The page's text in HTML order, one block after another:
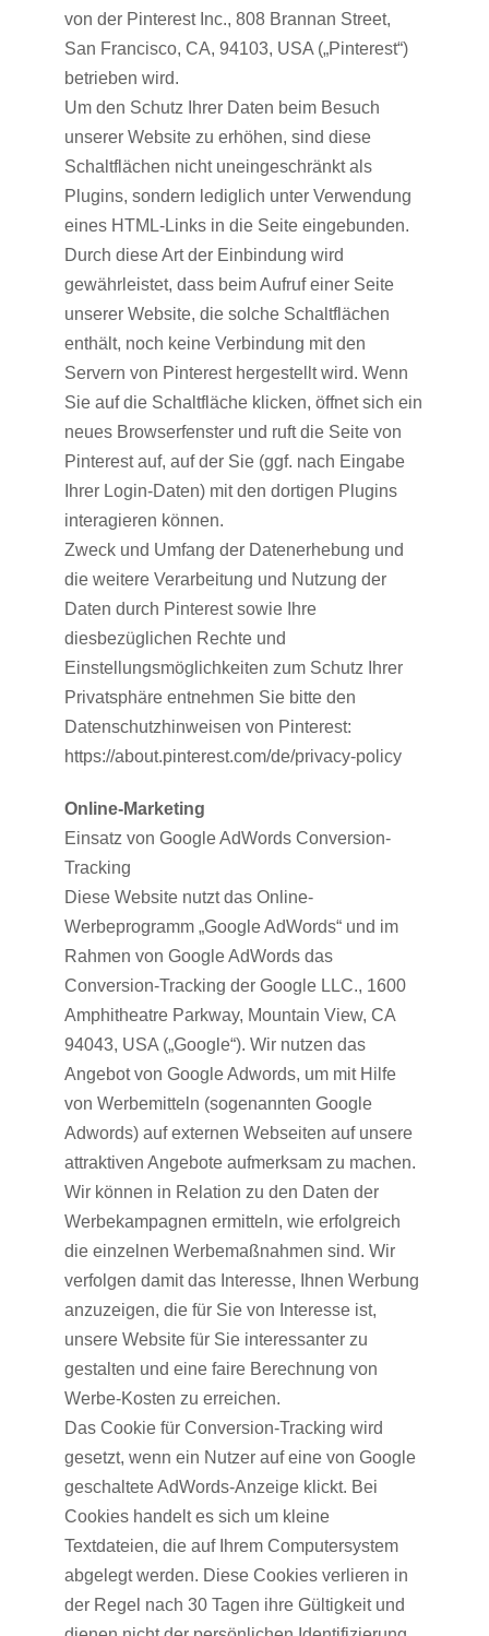
von der Pinterest Inc., 808 Brannan Street,
San Francisco, CA, 94103, USA („Pinterest“)
betrieben wird.
Um den Schutz Ihrer Daten beim Besuch
unserer Website zu erhöhen, sind diese
Schaltflächen nicht uneingeschränkt als
Plugins, sondern lediglich unter Verwendung
eines HTML-Links in die Seite eingebunden.
Durch diese Art der Einbindung wird
gewährleistet, dass beim Aufruf einer Seite
unserer Website, die solche Schaltflächen
enthält, noch keine Verbindung mit den
Servern von Pinterest hergestellt wird. Wenn
Sie auf die Schaltfläche klicken, öffnet sich ein
neues Browserfenster und ruft die Seite von
Pinterest auf, auf der Sie (ggf. nach Eingabe
Ihrer Login-Daten) mit den dortigen Plugins
interagieren können.
Zweck und Umfang der Datenerhebung und
die weitere Verarbeitung und Nutzung der
Daten durch Pinterest sowie Ihre
diesbezüglichen Rechte und
Einstellungsmöglichkeiten zum Schutz Ihrer
Privatsphäre entnehmen Sie bitte den
Datenschutzhinweisen von Pinterest:
https://about.pinterest.com/de/privacy-policy
Online-Marketing
Einsatz von Google AdWords Conversion-
Tracking
Diese Website nutzt das Online-
Werbeprogramm „Google AdWords“ und im
Rahmen von Google AdWords das
Conversion-Tracking der Google LLC., 1600
Amphitheatre Parkway, Mountain View, CA
94043, USA („Google“). Wir nutzen das
Angebot von Google Adwords, um mit Hilfe
von Werbemitteln (sogenannten Google
Adwords) auf externen Webseiten auf unsere
attraktiven Angebote aufmerksam zu machen.
Wir können in Relation zu den Daten der
Werbekampagnen ermitteln, wie erfolgreich
die einzelnen Werbemaßnahmen sind. Wir
verfolgen damit das Interesse, Ihnen Werbung
anzuzeigen, die für Sie von Interesse ist,
unsere Website für Sie interessanter zu
gestalten und eine faire Berechnung von
Werbe-Kosten zu erreichen.
Das Cookie für Conversion-Tracking wird
gesetzt, wenn ein Nutzer auf eine von Google
geschaltete AdWords-Anzeige klickt. Bei
Cookies handelt es sich um kleine
Textdateien, die auf Ihrem Computersystem
abgelegt werden. Diese Cookies verlieren in
der Regel nach 30 Tagen ihre Gültigkeit und